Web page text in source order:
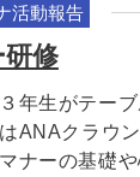
活動報告
修
年生がテーブ
ANAクラウ
ナーの基礎